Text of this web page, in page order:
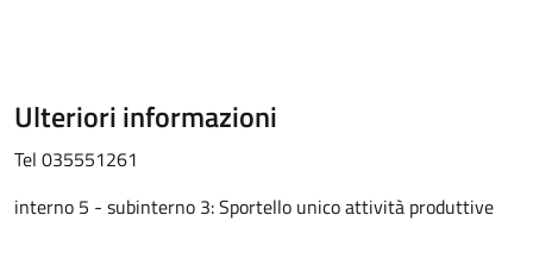
Ulteriori informazioni
Tel 035551261
interno 5 - subinterno 3: Sportello unico attività produttive